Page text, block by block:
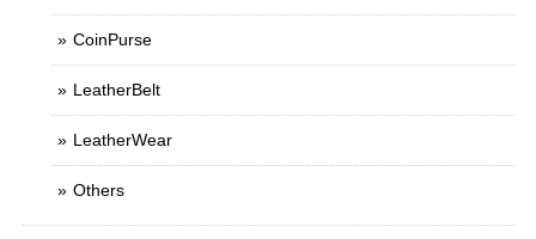
CoinPurse
LeatherBelt
LeatherWear
Others